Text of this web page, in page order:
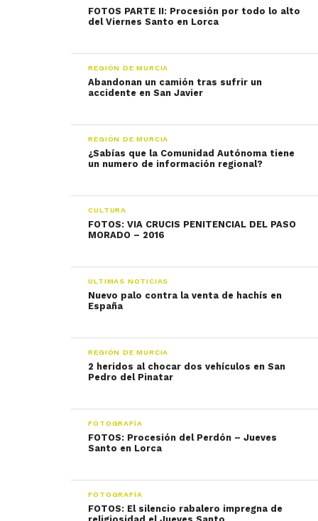
FOTOS PARTE II: Procesión por todo lo alto
del Viernes Santo en Lorca
REGIÓN DE MURCIA
Abandonan un camión tras sufrir un
REGIÓN DE MURCIA
¿Sabías que la Comunidad Autónoma tiene
un numero de información regional?
CULTURA
FOTOS: VIA CRUCIS PENITENCIAL DEL PASO
MORADO – 2016
ÚLTIMAS NOTICIAS
Nuevo palo contra la venta de hachís en
España
REGIÓN DE MURCIA
2 heridos al chocar dos vehículos en San
Pedro del Pinatar
FOTOGRAFÍA
FOTOS: Procesión del Perdón – Jueves
Santo en Lorca
FOTOGRAFÍA
FOTOS: El silencio rabalero impregna de